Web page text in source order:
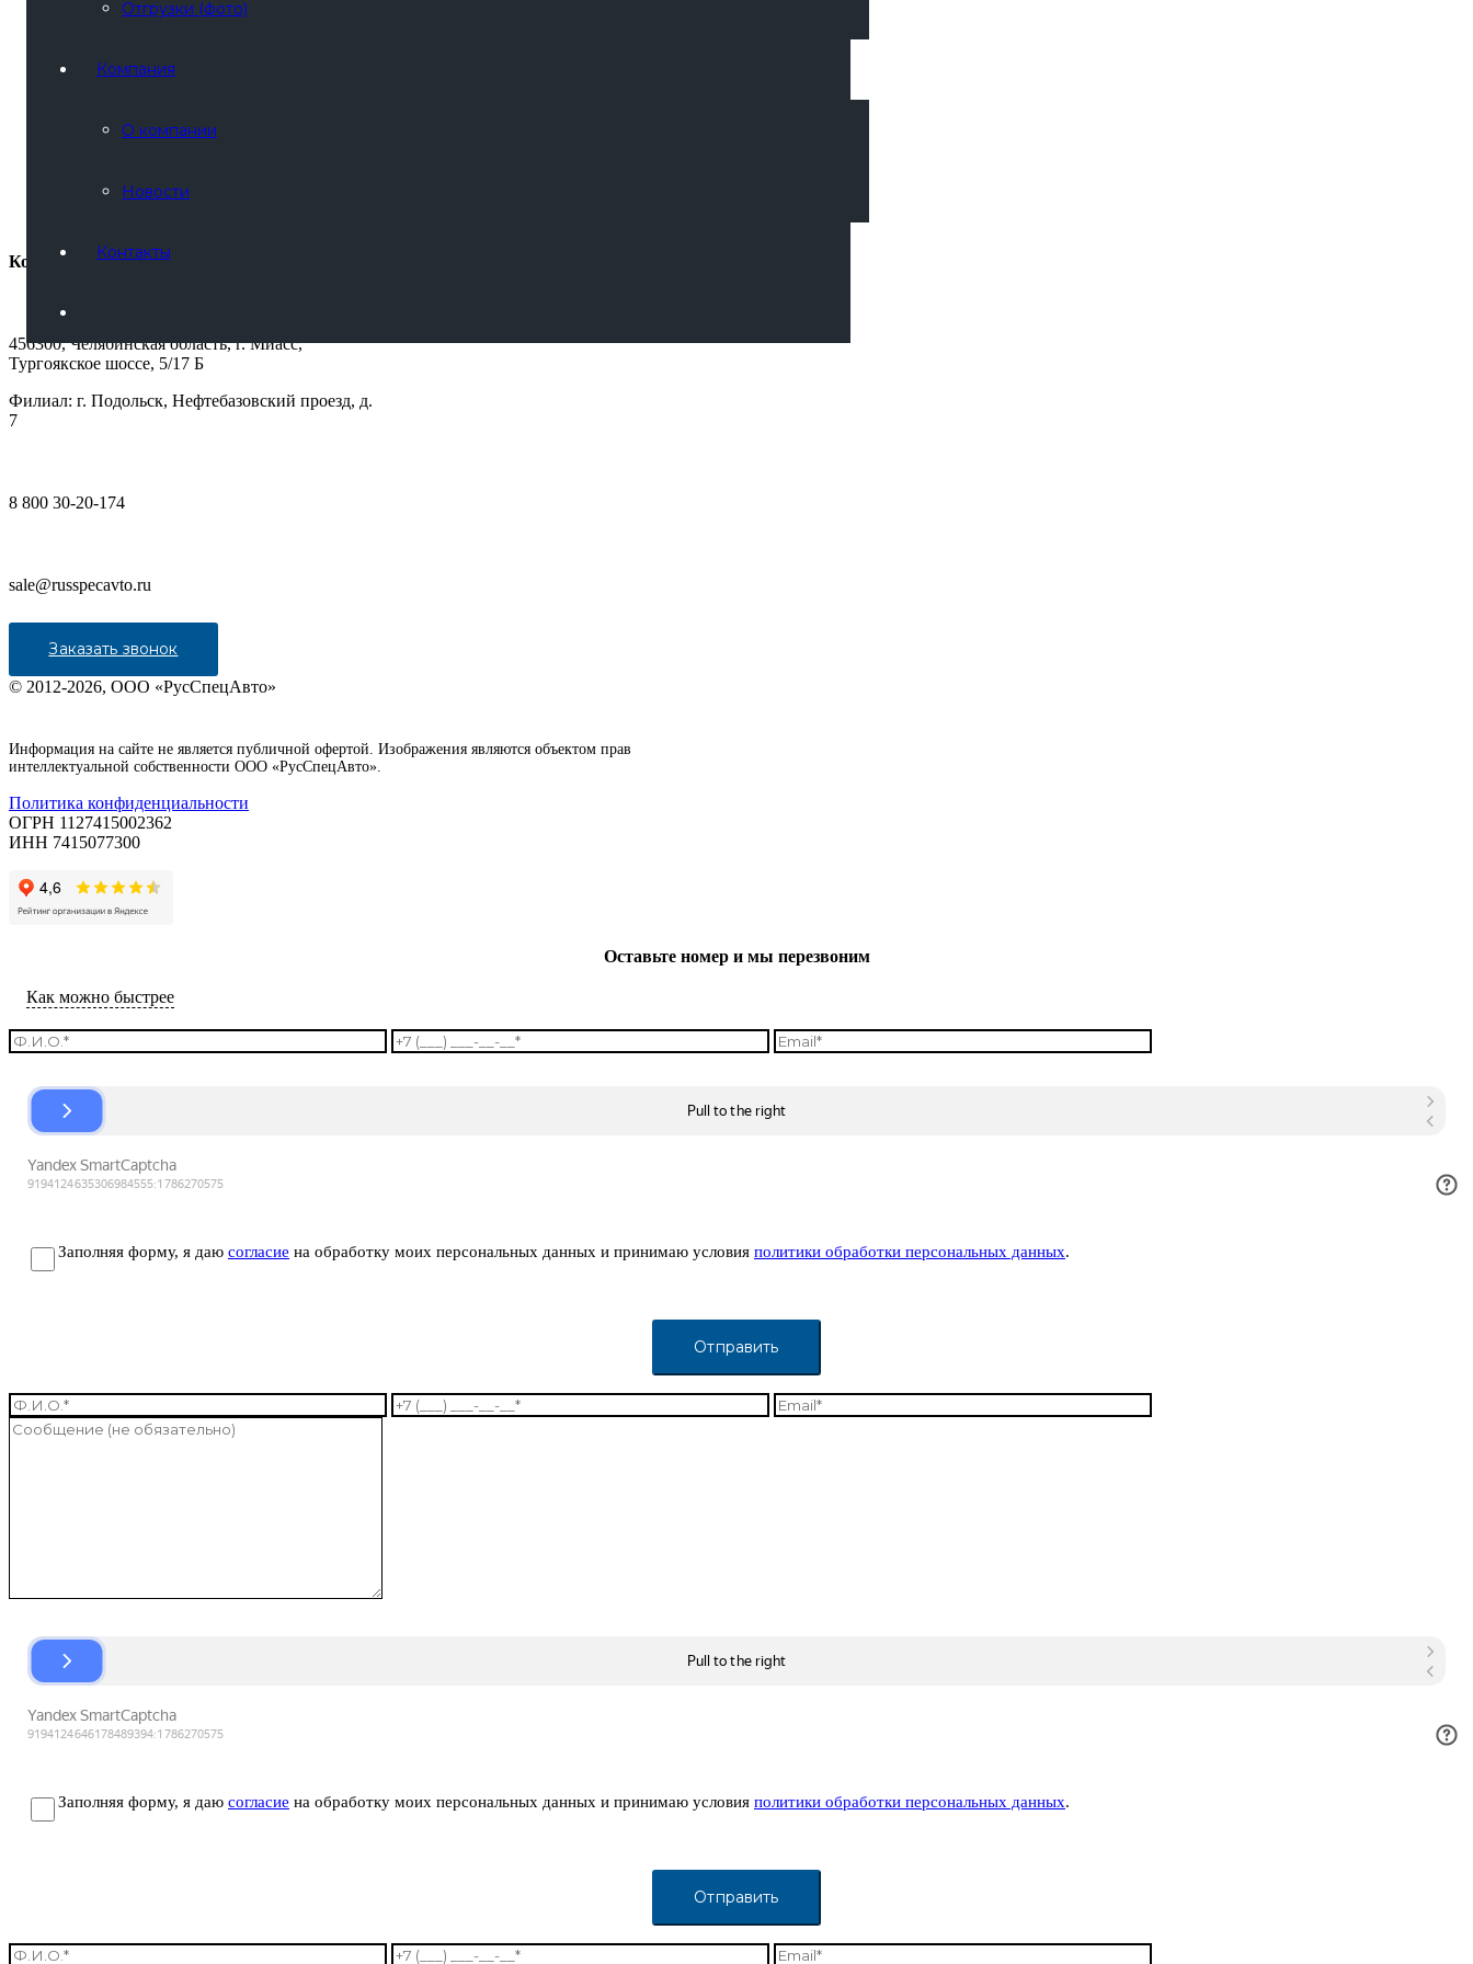
Отгрузки (фото)
Компания
О компании
Новости
Контакты
Каталог
Отгрузки (фото)
Контактная информация
456300, Челябинская область, г. Миасс,
Тургоякское шоссе, 5/17 Б
Филиал: г. Подольск, Нефтебазовский проезд, д.
7
8 800 30-20-174
sale@russpecavto.ru
Заказать звонок
© 2012-2026, ООО «РусСпецАвто»
Информация на сайте не является публичной офертой. Изображения являются объектом прав
интеллектуальной собственности ООО «РусСпецАвто».
Политика конфиденциальности
ОГРН 1127415002362
ИНН 7415077300
Оставьте номер и мы перезвоним
Как можно быстрее
Заполняя форму, я даю согласие на обработку моих персональных данных и принимаю условия политики обработки персональных данных.
Заполняя форму, я даю согласие на обработку моих персональных данных и принимаю условия политики обработки персональных данных.